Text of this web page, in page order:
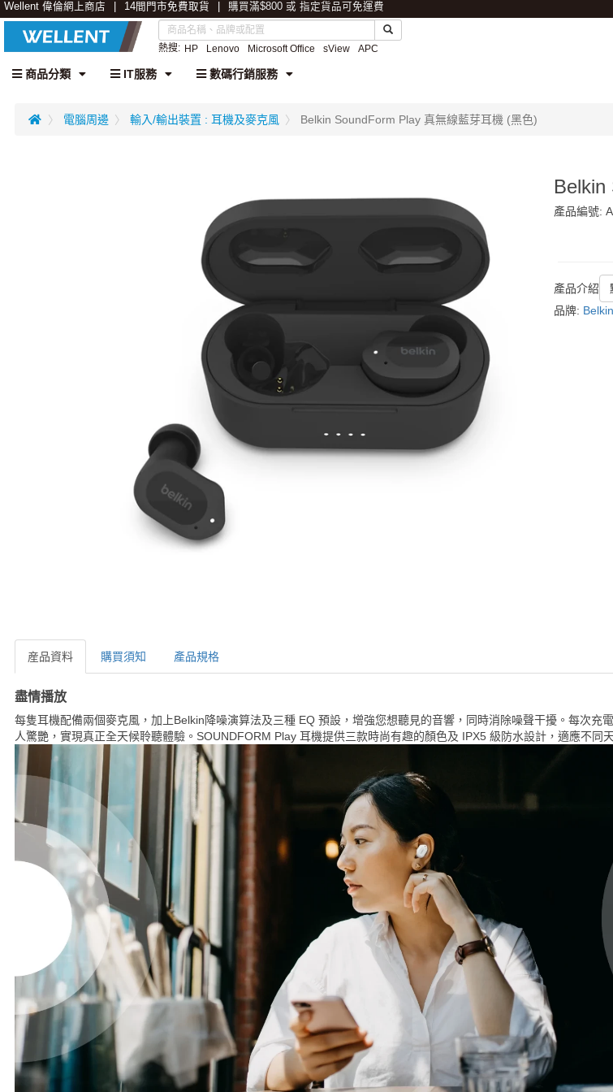
Wellent 偉倫網上商店 14間門市免費取貨 購買滿$800 或 指定貨品可免運費
熱搜: HP Lenovo Microsoft Office sView APC
商品分類 IT服務 數碼行銷服務
電腦周邊 輸入/輸出裝置 : 耳機及麥克風 Belkin SoundForm Play 真無線藍芽耳機 (黑色)
Belkin
產品編號:
產品介紹
品牌: Belkin
産品資料 購買須知 產品規格
産品資料
盡情播放
每隻耳機配備兩個麥克風，加上Belkin降噪演算法及三種 EQ 預設，增強您想聽見的音響，同時消除噪聲干擾。每次
人驚艷，實現真正全天候聆聽體驗。SOUNDFORM Play 耳機提供三款時尚有趣的顏色及 IPX5 級防水設計，適應不同